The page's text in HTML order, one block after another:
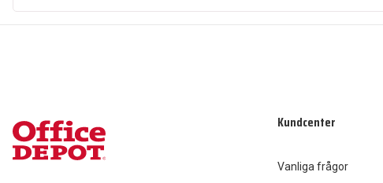
Kundcenter
Vanliga frågor